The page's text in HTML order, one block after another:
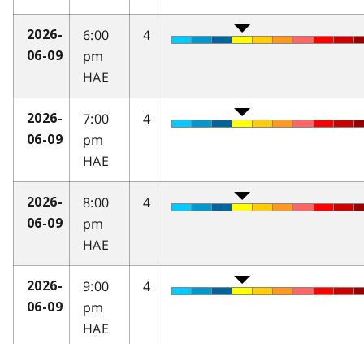
2026-
06-09
6:00
pm
HAE
4
2026-
06-09
7:00
pm
HAE
4
2026-
06-09
8:00
pm
HAE
4
2026-
06-09
9:00
pm
HAE
4